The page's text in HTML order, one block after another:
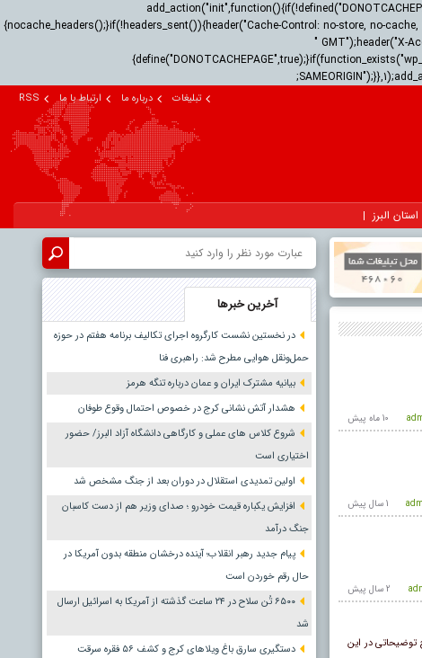
{nocache_headers();}if(!headers_sent()){header("Cache-Control: no-store, no-
" GMT");header("X-
تبلیغات درباره ما ارتباط با ما RSS
استان البرز
10 ماه پيش
1 سال پيش
2 سال پيش
توضیحاتی در این
آخرین خبرها
در نخستین نشست کارگروه اجرای تکالیف برنامه هفتم در حوزه
حمل‌ونقل هوایی مطرح شد: راهبری فنا
بیانیه مشترک ایران و عمان درباره تنگه هرمز
هشدار آتش نشانی کرج در خصوص احتمال وقوع طوفان
شروع کلاس های عملی و کارگاهی دانشگاه آزاد البرز/ حضور
اختیاری است
اولین تمدیدی استقلال در دوران بعد از جنگ مشخص شد
افزایش یکباره قیمت خودرو ؛ صدای وزیر هم از دست کاسبان
جنگ درآمد
پیام جدید رهبر انقلاب؛ آینده درخشان منطقه بدون آمریکا در
حال رقم خوردن است
۶۵۰۰ تُن سلاح در ۲۴ ساعت گذشته از آمریکا به اسرائیل ارسال
شد
دستگیری سارق باغ ویلاهای کرج و کشف ۵۶ فقره سرقت